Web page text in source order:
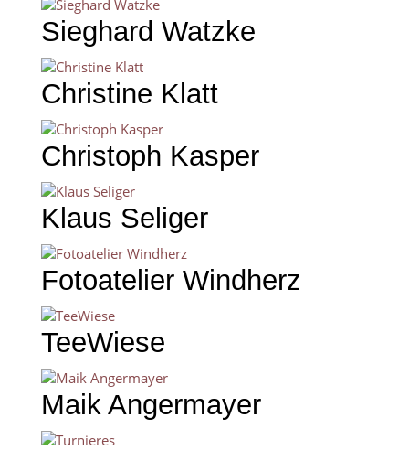
Sieghard Watzke
Christine Klatt
Christoph Kasper
Klaus Seliger
Fotoatelier Windherz
TeeWiese
Maik Angermayer